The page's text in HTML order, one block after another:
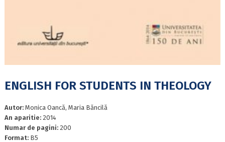
ENGLISH FOR STUDENTS IN THEOLOGY
Autor: Monica Oancă, Maria Băncilă
An aparitie: 2014
Numar de pagini: 200
Format: B5